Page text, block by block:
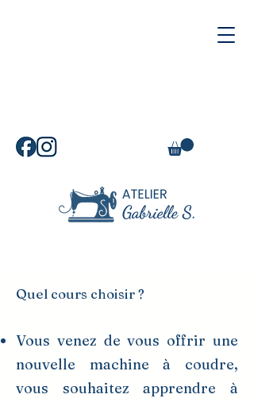
Quel cours choisir ?
Vous venez de vous offrir une
nouvelle machine à coudre,
vous souhaitez apprendre à